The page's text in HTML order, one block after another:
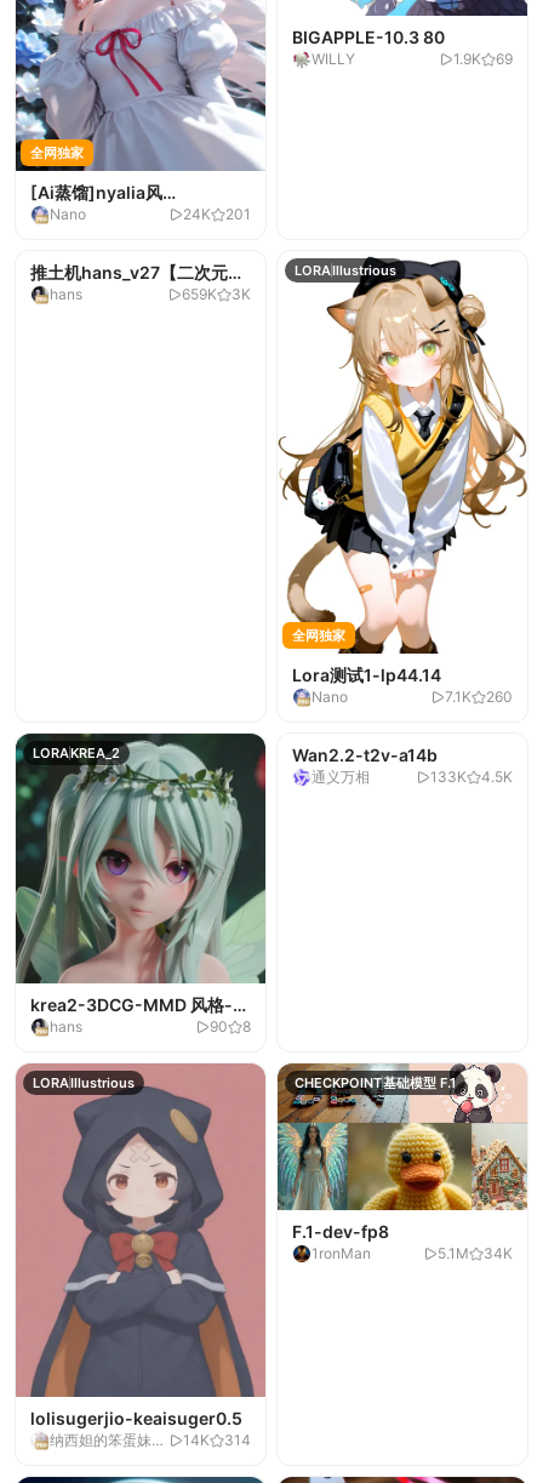
全网独家
[Ai蒸馏]nyalia风
格-6.1/noob/illu
Nano 24K 201
BIGAPPLE-10.3 80
WILLY 1.9K 69
CHECKPOINT NoobAI
推土机hans_v27【二次元通
用】-V2.2
hans 659K 3K
LORAIllustrious
全网独家
Lora测试1-lp44.14
Nano 7.1K 260
LORAKREA_2
krea2-3DCG-MMD 风格-
V1hans 90 8
VIDEO WAN_2_2_A14B
Wan2.2-t2v-a14b
通义万相 133K 4.5K
LORAIllustrious
lolisugerjio-keaisuger0.5
纳西妲的笨蛋妹妹
14K 314
CHECKPOINT基础模型 F.1
F.1-dev-fp8
1ronMan 5.1M 34K